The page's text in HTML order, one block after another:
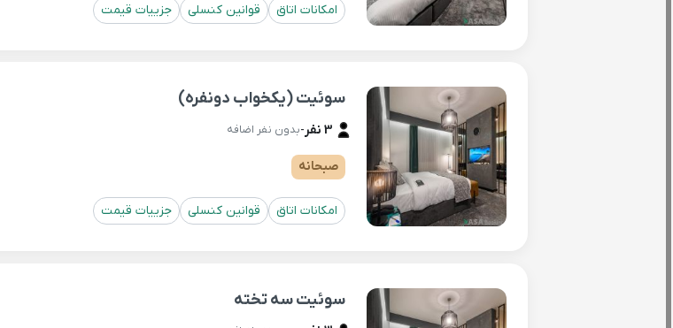
امکانات اتاق قوانین کنسلی جزییات قیمت
سوئیت (یکخواب دونفره)
3 نفر -بدون نفر اضافه
صبحانه
امکانات اتاق قوانین کنسلی جزییات قیمت
سوئیت سه تخته